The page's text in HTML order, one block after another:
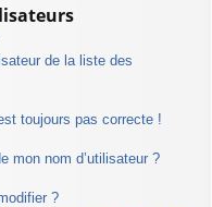
de la liste des
toujours pas correcte !
mon nom d’utilisateur ?
?